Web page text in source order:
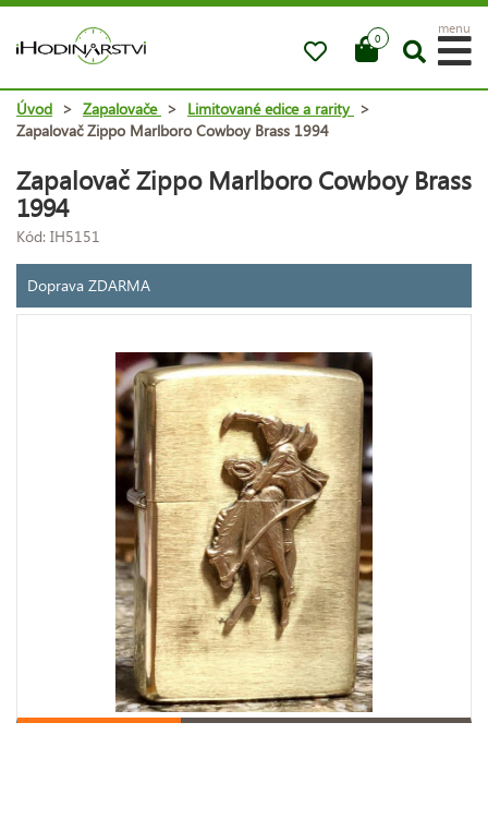
0
menu
Úvod > Zapalovače > Limitované edice a rarity >
Zapalovač Zippo Marlboro Cowboy Brass 1994
Zapalovač Zippo Marlboro Cowboy Brass
1994
Kód: IH5151
Doprava ZDARMA